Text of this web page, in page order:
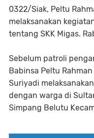
0322/Siak, Peltu
melaksanakan
tentang SKK Migas.
Sebelum patroli
Babinsa Peltu
Suriyadi
dengan warga di
Simpang Belutu